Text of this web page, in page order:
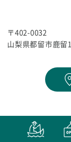
〒402-0032
山梨県都留市鹿留